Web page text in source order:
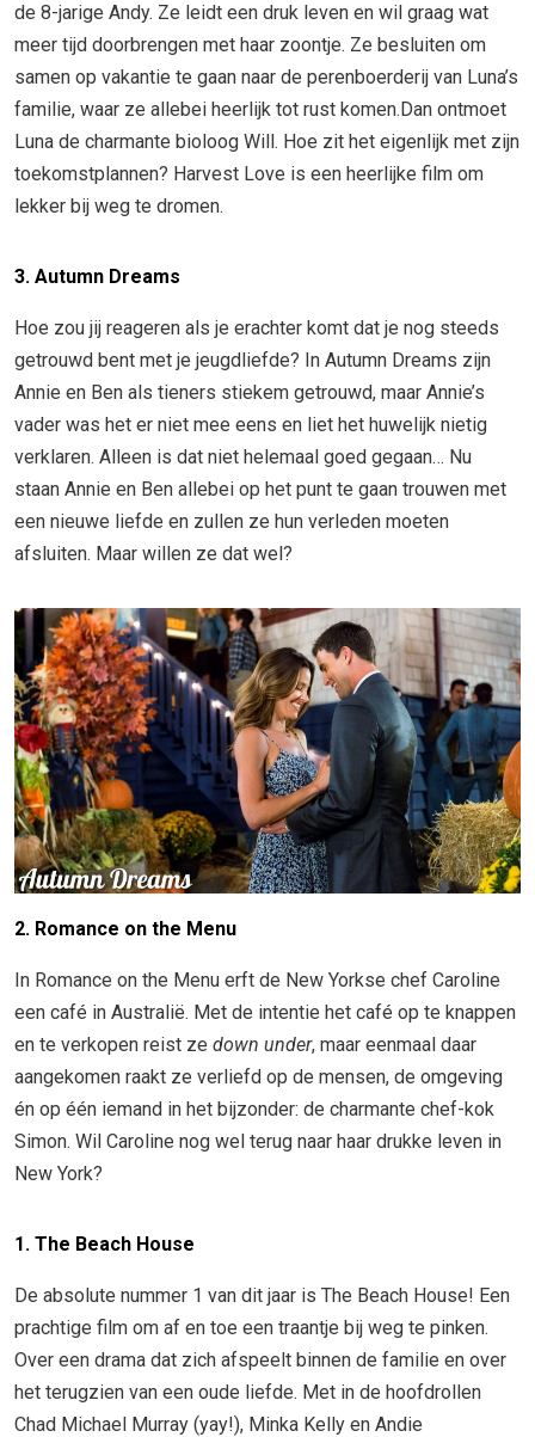
de 8-jarige Andy. Ze leidt een druk leven en wil graag wat
meer tijd doorbrengen met haar zoontje. Ze besluiten om
samen op vakantie te gaan naar de perenboerderij van Luna’s
familie, waar ze allebei heerlijk tot rust komen.Dan ontmoet
Luna de charmante bioloog Will. Hoe zit het eigenlijk met zijn
toekomstplannen? Harvest Love is een heerlijke film om
lekker bij weg te dromen.
3. Autumn Dreams
Hoe zou jij reageren als je erachter komt dat je nog steeds
getrouwd bent met je jeugdliefde? In Autumn Dreams zijn
Annie en Ben als tieners stiekem getrouwd, maar Annie’s
vader was het er niet mee eens en liet het huwelijk nietig
verklaren. Alleen is dat niet helemaal goed gegaan… Nu
staan Annie en Ben allebei op het punt te gaan trouwen met
een nieuwe liefde en zullen ze hun verleden moeten
afsluiten. Maar willen ze dat wel?
2. Romance on the Menu
In Romance on the Menu erft de New Yorkse chef Caroline
een café in Australië. Met de intentie het café op te knappen
en te verkopen reist ze down under, maar eenmaal daar
aangekomen raakt ze verliefd op de mensen, de omgeving
én op één iemand in het bijzonder: de charmante chef-kok
Simon. Wil Caroline nog wel terug naar haar drukke leven in
New York?
1. The Beach House
De absolute nummer 1 van dit jaar is The Beach House! Een
prachtige film om af en toe een traantje bij weg te pinken.
Over een drama dat zich afspeelt binnen de familie en over
het terugzien van een oude liefde. Met in de hoofdrollen
Chad Michael Murray (yay!), Minka Kelly en Andie